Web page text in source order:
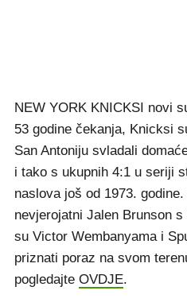
NEW YORK KNICKSI novi
53 godine čekanja, Knicksi
San Antoniju svladali
i tako s ukupnih 4:1 u seriji
naslova još od 1973.
nevjerojatni Jalen Brunson
su Victor Wembanyama i
priznati poraz na svom
pogledajte OVDJE.